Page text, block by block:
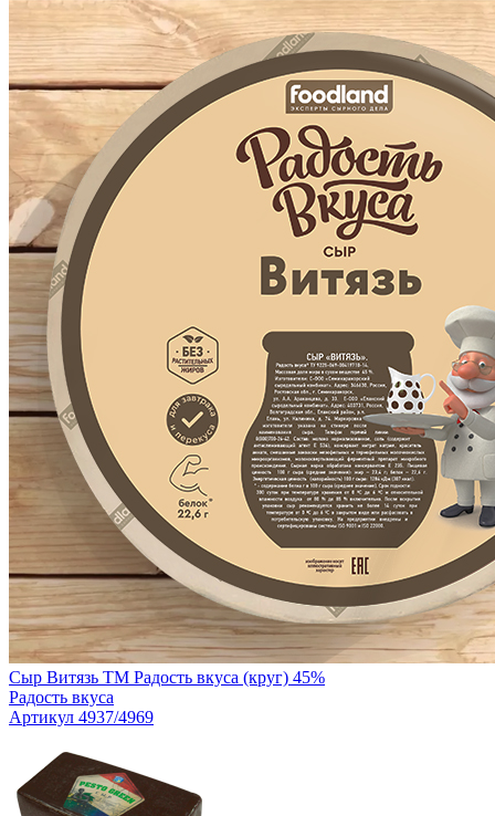
Сыр Витязь TM Радость вкуса (круг) 45%
Радость вкуса
Артикул 4937/4969